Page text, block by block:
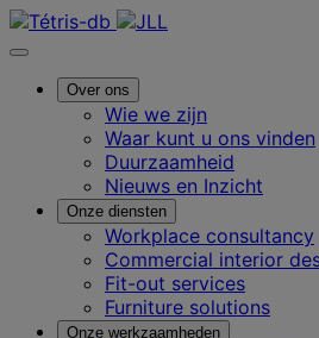
Over ons
Wie we zijn
Waar kunt u ons vinden
Duurzaamheid
Nieuws en Inzicht
Onze diensten
Workplace consultancy
Commercial interior
Fit-out services
Furniture solutions
Onze werkzaamheden